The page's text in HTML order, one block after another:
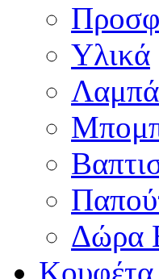
Υλικά
Δώρα